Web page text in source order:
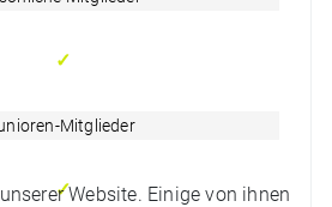
✓
Mitglieder
✓Website. Einige von ihnen